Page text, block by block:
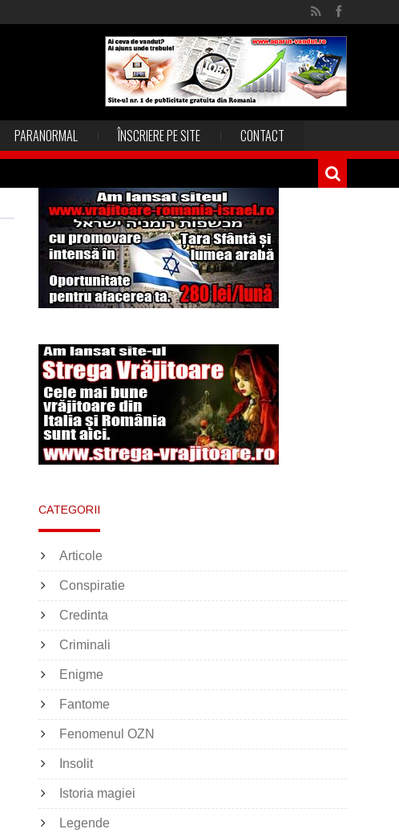
PARANORMAL ÎNSCRIERE PE SITE CONTACT
Magia în Thailanda
CATEGORII
Articole
Conspiratie
Credinta
Criminali
Enigme
Fantome
Fenomenul OZN
Insolit
Istoria magiei
Legende